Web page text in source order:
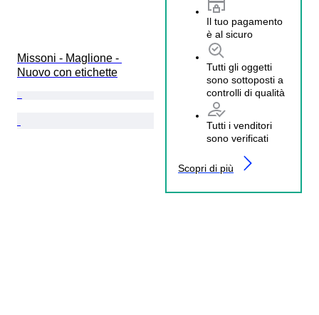
Il tuo pagamento
è al sicuro
Tutti gli oggetti
sono sottoposti a
controlli di qualità
Tutti i venditori
sono verificati
Scopri di più
Missoni - Maglione -
Nuovo con etichette